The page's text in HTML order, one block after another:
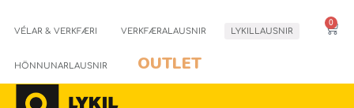
VÉLAR & VERKFÆRI VERKFÆRALAUSNIR LYKILLAUSNIR
HÖNNUNARLAUSNIR OUTLET
0